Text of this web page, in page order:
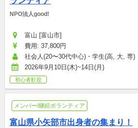
NPO法人good!
富山 [富山市]
費用: 37,800円
社会人(20〜30代中心)・学生(高, 大, 専)
2026年9月10日(木)~14日(月)
初心者歓迎
メンバー/継続ボランティア
富山県小矢部市出身者の集まり！